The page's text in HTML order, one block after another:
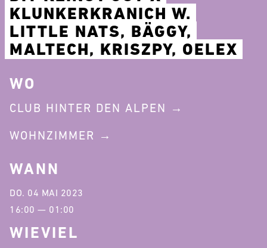
KLUNKERKRANICH W.
LITTLE NATS, BÄGGY,
MALTECH, KRISZPY, OELEX
WO
CLUB HINTER DEN ALPEN
WOHNZIMMER
WANN
DO. 04 MAI 2023
16:00 — 01:00
WIEVIEL